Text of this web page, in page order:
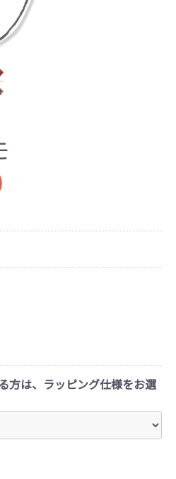
方は、ラッピング仕様をお選